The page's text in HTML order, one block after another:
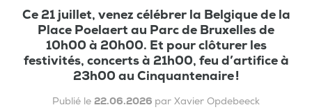
Ce 21 juillet, venez célébrer la Belgique de la
Place Poelaert au Parc de Bruxelles de
10h00 à 20h00. Et pour clôturer les
festivités, concerts à 21h00, feu d’artifice à
23h00 au Cinquantenaire !
Publié le 22.06.2026 par Xavier Opdebeeck